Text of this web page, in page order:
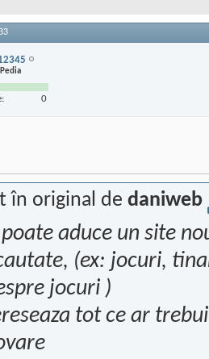
0
în original de daniweb
aduce un site
(ex: jocuri,
jocuri )
tot ce ar